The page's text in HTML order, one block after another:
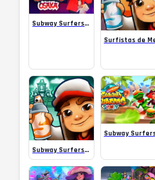
Subway Surfers Osaka 2025
Subway Surfers v3.36.0 – XTZ Games Apk